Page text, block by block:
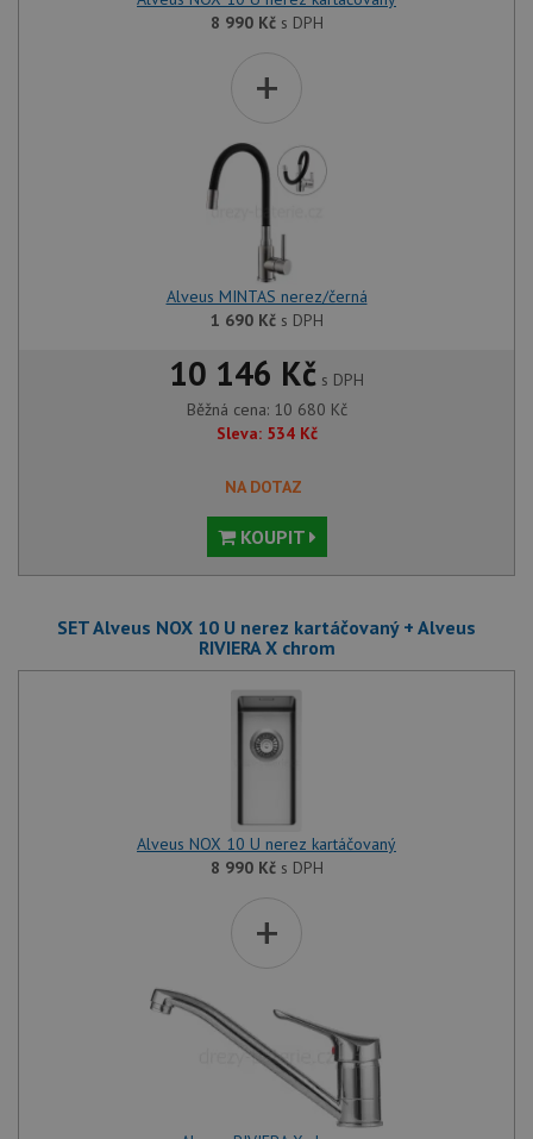
8 990 Kčs DPH
+
Alveus MINTAS nerez/černá
1 690 Kčs DPH
10 146 Kč s DPH
Běžná cena: 10 680 Kč
Sleva: 534 Kč
NA DOTAZ
KOUPIT
SET Alveus NOX 10 U nerez kartáčovaný + Alveus
RIVIERA X chrom
Alveus NOX 10 U nerez kartáčovaný
8 990 Kčs DPH
+